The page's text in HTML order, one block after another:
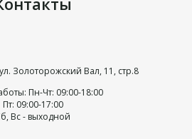
Золоторожский Вал, 11, стр.8
Пн-Чт: 09:00-18:00
Пт: 09:00-17:00
Вс - выходной